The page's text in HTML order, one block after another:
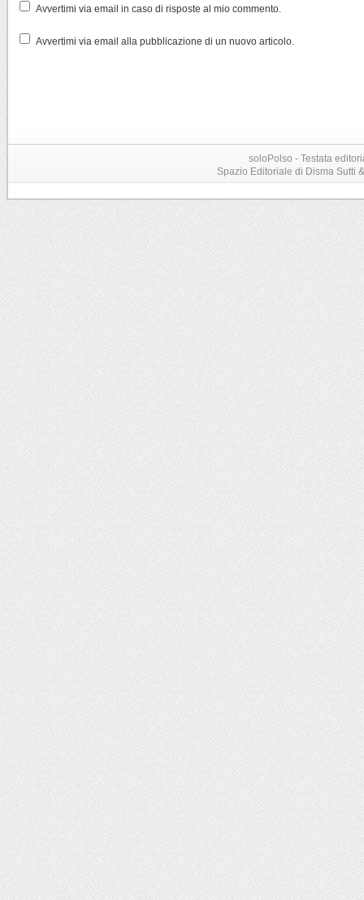
Avvertimi via email in caso di risposte al mio commento.
Avvertimi via email alla pubblicazione di un nuovo articolo.
soloPolso - Testata
Spazio Editoriale di Disma Sutti